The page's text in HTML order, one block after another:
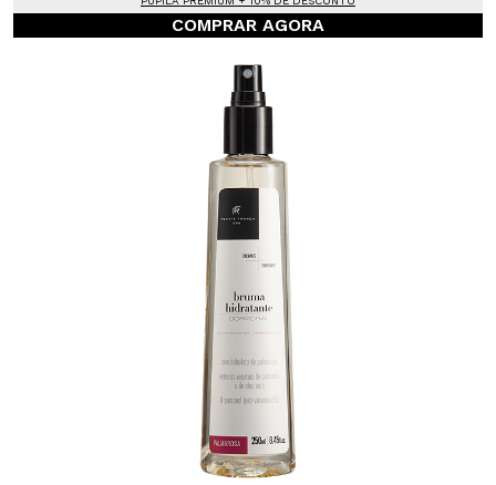
COMPRAR AGORA